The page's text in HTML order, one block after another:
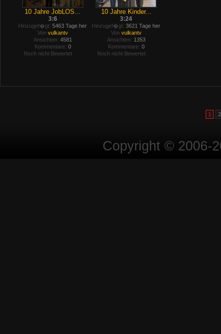
10 Jahre JobLOS...
3:6
Hinzugef�gt: 5463 Tage her
Von vulkantv
Ansichten: 4581
Kommentare: 0
Noch nicht Bewertet
10 Jahre Kinder...
3:24
Hinzugef�gt: 3621 Tage her
Von vulkantv
Ansichten: 1353
Kommentare: 0
Noch nicht Bewertet
1 2
Copyright © 2006-